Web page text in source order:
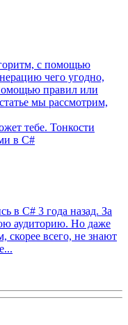
c помощью
чего угодно,
правил или
мы рассмотрим,
тебе. Тонкости
в C#
в C# 3 года назад. За
аудиторию. Но даже
скорее всего, не знают